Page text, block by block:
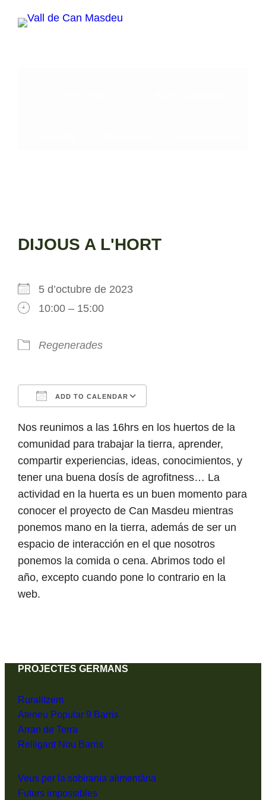
DIJOUS A L'HORT
5 d’octubre de 2023
10:00 – 15:00
Regenerades
ADD TO CALENDAR
Download ICSGoogle Calendar
iCalendarOffice 365Outlook Live
Nos reunimos a las 16hrs en los huertos de la
comunidad para trabajar la tierra, aprender,
compartir experiencias, ideas, conocimientos, y
tener una buena dosís de agrofitness… La
actividad en la huerta es un buen momento para
conocer el proyecto de Can Masdeu mientras
ponemos mano en la tierra, además de ser un
espacio de interacción en el que nosotros
ponemos la comida o cena. Abrimos todo el
año, excepto cuando pone lo contrario en la
web.
PROJECTES GERMANS
Ruralitzem
Ateneu Popular 9 Barris
Arran de Terra
Relligant Nou Barris
Veus per la sobirania alimentària
Futurs impossibles